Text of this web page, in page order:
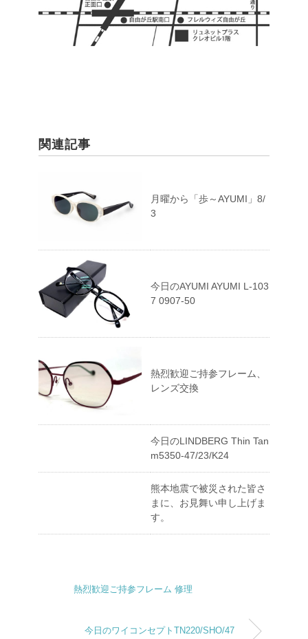
関連記事
月曜から「歩～AYUMI」8/
3
今日のAYUMI AYUMI L-103
7 0907-50
熱烈歓迎ご持参フレーム、
レンズ交換
今日のLINDBERG Thin Tan
m5350-47/23/K24
熊本地震で被災された皆さ
まに、お見舞い申し上げま
す。
熱烈歓迎ご持参フレーム 修理
今日のワイコンセプトTN220/SHO/47